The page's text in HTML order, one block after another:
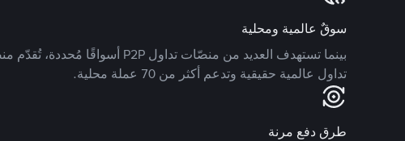
سوقٌ عالمية ومحلية
تداول عالمية حقيقية وتدعم أكثر من 70 عملة محلية.
طرق دفع مرنة